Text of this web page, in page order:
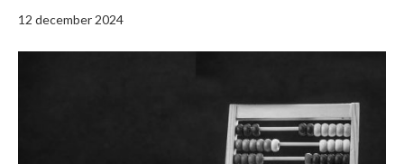
12 december 2024